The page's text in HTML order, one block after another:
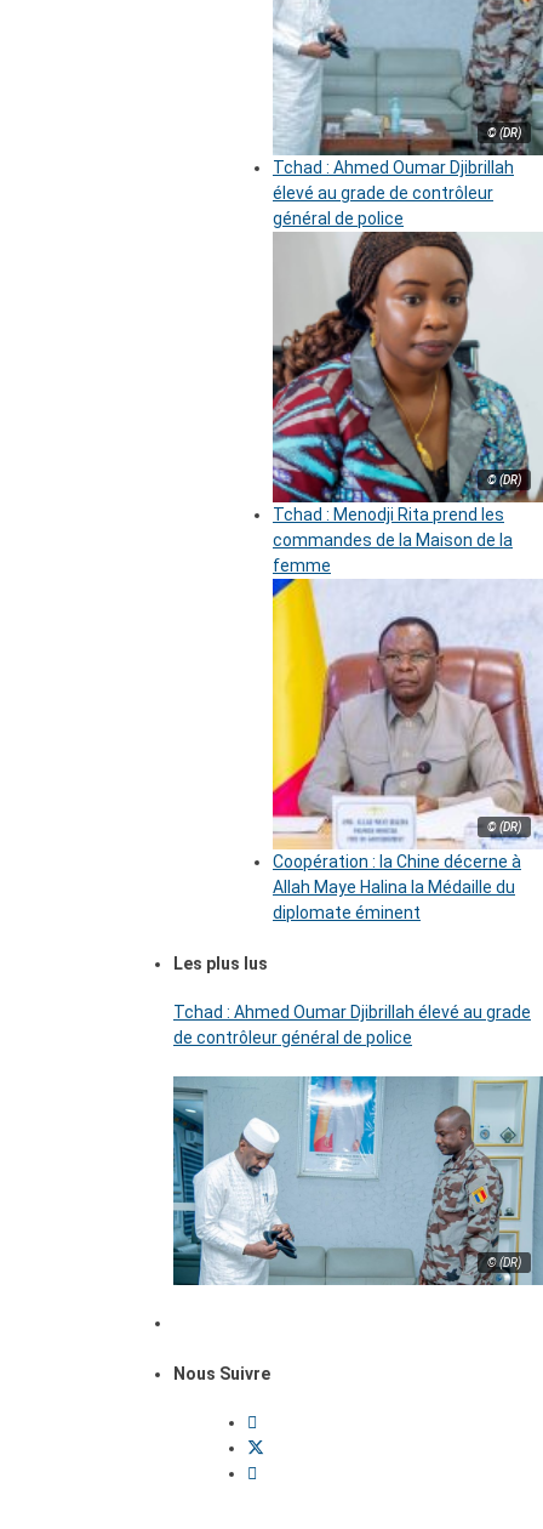
© (DR)
Tchad : Ahmed Oumar Djibrillah
élevé au grade de contrôleur
général de police
© (DR)
Tchad : Menodji Rita prend les
commandes de la Maison de la
femme
© (DR)
Coopération : la Chine décerne à
Allah Maye Halina la Médaille du
diplomate éminent
Les plus lus
Tchad : Ahmed Oumar Djibrillah élevé au grade
de contrôleur général de police
© (DR)
Nous Suivre